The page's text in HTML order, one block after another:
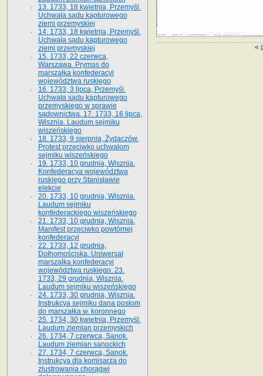
«
13. 1733, 18 kwietnia, Przemyśl.
Uchwała sądu kapturowego
ziemi przemyskiej
14. 1733, 18 kwietnia, Przemyśl.
Uchwała sądu kapturowego
ziemi przemyskiej
15. 1733, 22 czerwca,
Warszawa. Prymas do
marszałka konfederacyi
województwa ruskiego
16. 1733, 3 lipca, Przemyśl.
Uchwała sądu kapturowego
przemyskiego w sprawie
sądownictwa. 17. 1733, 16 lipca,
Wisznia. Laudum sejmiku
wiszeńskiego
18. 1733, 9 sierpnia, Żydaczów.
Protest przeciwko uchwałom
sejmiku wiszeńskiego
19. 1733, 10 grudnia, Wisznia.
Konfederacya województwa
ruskiego przy Stanisławie
elekcie
20. 1733, 10 grudnia, Wisznia.
Laudum sejmiku
konfederackiego wiszeńskiego
21. 1733, 10 grudnia, Wisznia.
Manifest przeciwko powtórnej
konfederacyi
22. 1733, 12 grudnia,
Dołhomościska. Uniwersał
marszałka konfederacyi
województwa ruskiego. 23.
1733, 29 grudnia, Wisznia.
Laudum sejmiku wiszeńskiego
24. 1733, 30 grudnia, Wisznia.
Instrukcya sejmiku dana posłom
do marszałka w. koronnego
25. 1734, 30 kwietnia, Przemyśl.
Laudum ziemian przemyskich
26. 1734, 7 czerwca, Sanok.
Laudum ziemian sanockich
27. 1734, 7 czerwca, Sanok.
Instrukcya dla komisarza do
zlustrowania chorągwi